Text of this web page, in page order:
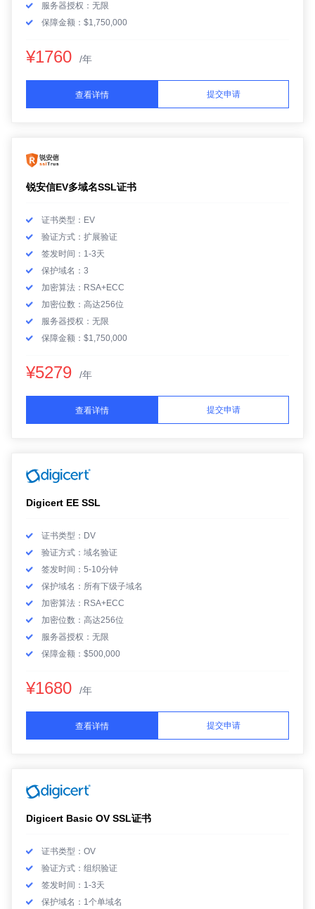
服务器授权：无限
保障金额：$1,750,000
¥1760 /年
查看详情 提交申请
锐安信EV多域名SSL证书
证书类型：EV
验证方式：扩展验证
签发时间：1-3天
保护域名：3
加密算法：RSA+ECC
加密位数：高达256位
服务器授权：无限
保障金额：$1,750,000
¥5279 /年
查看详情 提交申请
Digicert EE SSL
证书类型：DV
验证方式：域名验证
签发时间：5-10分钟
保护域名：所有下级子域名
加密算法：RSA+ECC
加密位数：高达256位
服务器授权：无限
保障金额：$500,000
¥1680 /年
查看详情 提交申请
Digicert Basic OV SSL证书
证书类型：OV
验证方式：组织验证
签发时间：1-3天
保护域名：1个单域名